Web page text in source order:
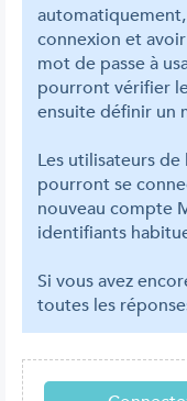
connexion et
mot de passe à
pourront vérifier
ensuite définir un
Les utilisateurs
pourront se
nouveau compte
identifiants
Si vous avez
toutes les